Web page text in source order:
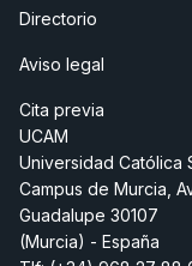
Directorio
Aviso legal
Cita previa
UCAM
Universidad Católica
Campus de Murcia,
Guadalupe 30107
(Murcia) - España